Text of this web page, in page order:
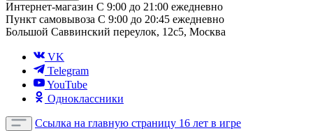
Интернет-магазин С 9:00 до 21:00 ежедневно
Пункт самовывоза С 9:00 до 20:45 ежедневно
Большой Саввинский переулок, 12с5, Москва
VK
Telegram
YouTube
Одноклассники
Ссылка на главную страницу 16 лет в игре